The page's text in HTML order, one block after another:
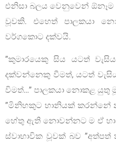
එනිසා බලය වෙනුවෙන් ඕනෑම
වූවකි. එහෙත් පාලකයා
වර්ගකොට දක්වයි.
”කුමාරයෙකු සිය යටත්
දක්වන්නෙකු වීමත්, යටත්
විමත්…” පාලකයා නොකළ යුතු
”මිනිහකුට හානියක් කරන්නේ
හේතු ඇති නොවන්නට ම ඒ
ස්වාභාවික වූවක් බව